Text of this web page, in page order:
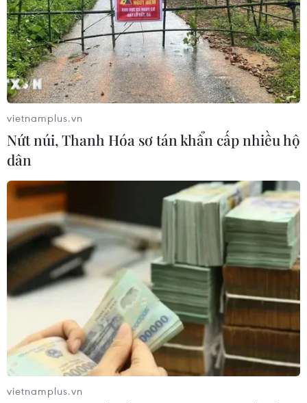
vietnamplus.vn
Nứt núi, Thanh Hóa sơ tán khẩn cấp nhiều hộ
dân
vietnamplus.vn